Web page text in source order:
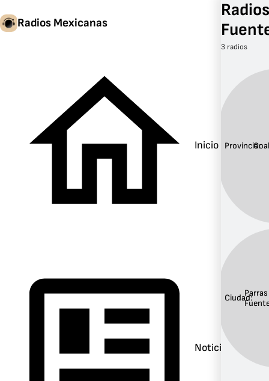
Radios Mexicanas
Inicio
Noticias
3 radios
Provincia:
Ciudad: